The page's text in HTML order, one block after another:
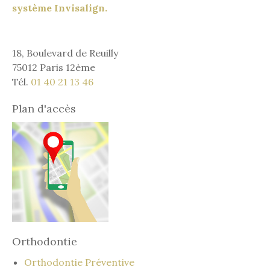
système Invisalign.
18, Boulevard de Reuilly
75012 Paris 12ème
Tél. 01 40 21 13 46
Plan d'accès
Orthodontie
Orthodontie Préventive